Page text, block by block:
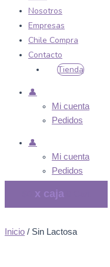
Nosotros
Empresas
Chile Compra
Contacto
Tienda
👤
Mi cuenta
Pedidos
👤
Mi cuenta
Pedidos
Inicio / Sin Lactosa